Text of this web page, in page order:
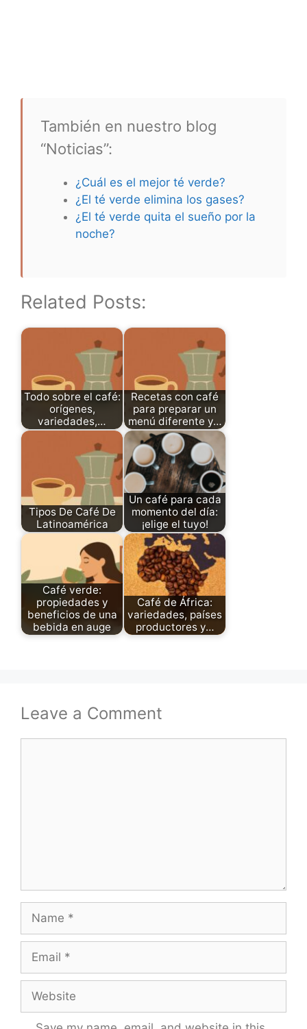
También en nuestro blog
“Noticias”:
¿Cuál es el mejor té verde?
¿El té verde elimina los gases?
¿El té verde quita el sueño por la
noche?
Related Posts:
Todo sobre el café:
orígenes,
variedades,…
Recetas con café
para preparar un
menú diferente y…
Tipos De Café De
Latinoamérica
Un café para cada
momento del día:
¡elige el tuyo!
Café verde:
propiedades y
beneficios de una
bebida en auge
Café de África:
variedades, países
productores y…
Leave a Comment
Name
Email
Website